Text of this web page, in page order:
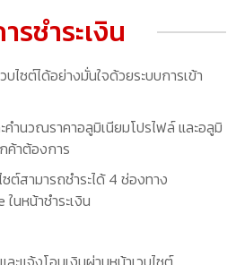
รชำระเงิน
ไซต์ได้อย่างมั่นใจด้วยระบบการเข้า
ำนวณราคาอลูมิเนียมโปรไฟล์ และอลูมิ
ค้าต้องการ
ซต์สามารถชำระได้ 4 ช่องทาง
นหน้าชำระเงิน